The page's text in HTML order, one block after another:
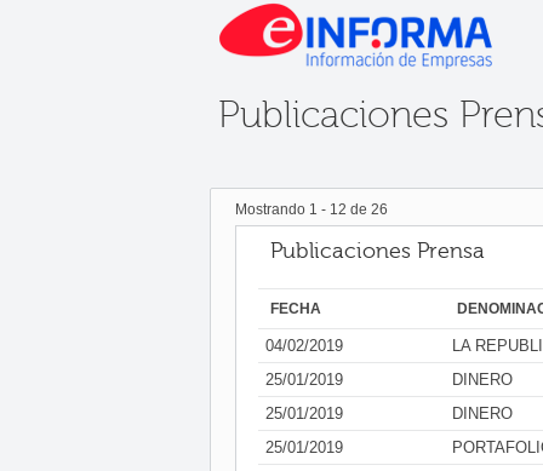
Publicaciones
Mostrando 1 - 12 de 26
Publicaciones Prensa
FECHA
04/02/2019
LA
25/01/2019
DINERO
25/01/2019
DINERO
25/01/2019